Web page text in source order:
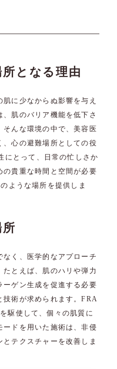
となる理由
に少なからぬ影響を与え
肌のバリア機能を低下さ
んな環境の中で、美容医
心の避難場所としての役
にとって、日常の忙しさか
の貴重な時間と空間が必要
ような場所を提供しま
く、医学的なアプローチ
とえば、肌のハリや弾力
ーゲン生成を促進する必要
技術が求められます。FRA
駆使して、個々の肌質に
ドを用いた施術は、非侵
テクスチャーを改善しま